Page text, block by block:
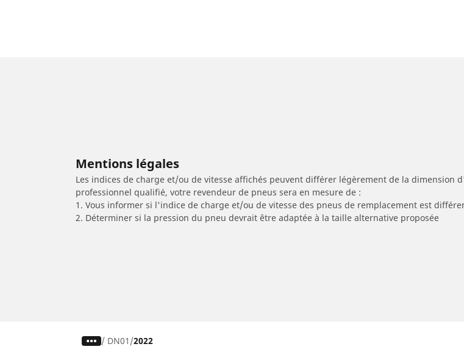
Mentions légales
Les indices de charge et/ou de vitesse affichés peuvent différer légèrement de la
professionnel qualifié, votre revendeur de pneus sera en mesure de :
1. Vous informer si l'indice de charge et/ou de vitesse des pneus de remplacement est
2. Déterminer si la pression du pneu devrait être adaptée à la taille alternative proposée
/ DN01 2022